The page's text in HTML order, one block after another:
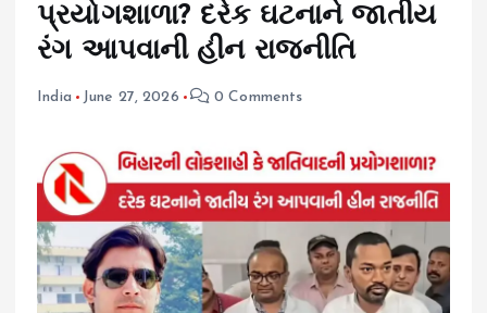
પ્રયોગશાળા? દરેક ઘટનાને જાતીય
રંગ આપવાની હીન રાજનીતિ
India June 27, 2026 0 Comments